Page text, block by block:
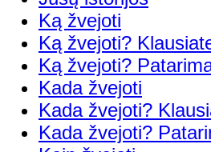
Ką žvejoti
Ką žvejoti?
Ką žvejoti?
Kada žvejoti
Kada žvejoti?
Kada žvejoti?